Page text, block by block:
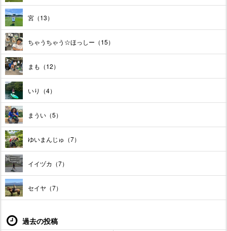
宮（13）
ちゃうちゃう☆ほっしー（15）
まも（12）
いり（4）
まうい（5）
ゆいまんじゅ（7）
イイヅカ（7）
セイヤ（7）
過去の投稿